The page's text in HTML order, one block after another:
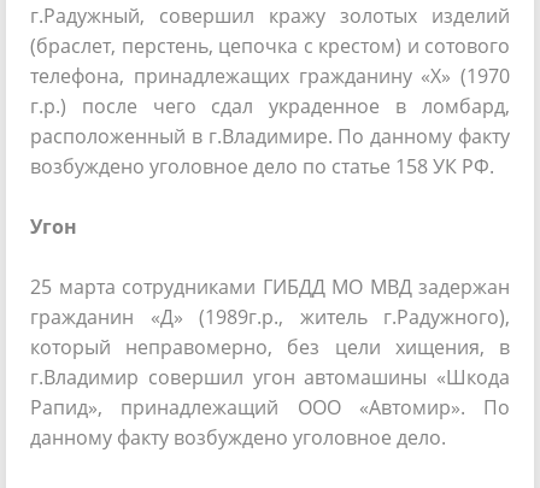
г.Радужный, совершил кражу золотых изделий
(браслет, перстень, цепочка с крестом) и сотового
телефона, принадлежащих гражданину «Х» (1970
г.р.) после чего сдал украденное в ломбард,
расположенный в г.Владимире. По данному факту
возбуждено уголовное дело по статье 158 УК РФ.
Угон
25 марта сотрудниками ГИБДД МО МВД задержан
гражданин «Д» (1989г.р., житель г.Радужного),
который неправомерно, без цели хищения, в
г.Владимир совершил угон автомашины «Шкода
Рапид», принадлежащий ООО «Автомир». По
данному факту возбуждено уголовное дело.